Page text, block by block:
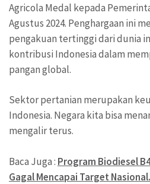
Agricola Medal kepada
Agustus 2024. Penghargaan ini
pengakuan tertinggi dari dunia
kontribusi Indonesia dalam
pangan global.
Sektor pertanian merupakan
Indonesia. Negara kita bisa
mengalir terus.
Baca Juga : Program Biodiesel
Gagal Mencapai Target Nasional.